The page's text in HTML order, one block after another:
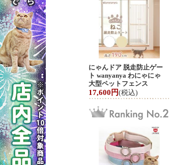
にゃんドア 脱走防止ゲー
ト wanyanya わにゃにゃ
大型ペットフェンス
17,600円(税込)